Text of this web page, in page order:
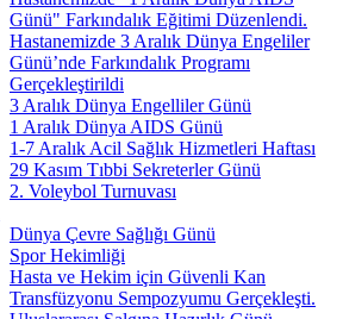
Günü" Farkındalık Eğitimi Düzenlendi.
Hastanemizde 3 Aralık Dünya Engeliler
Günü’nde Farkındalık Programı
Gerçekleştirildi
3 Aralık Dünya Engelliler Günü
1 Aralık Dünya AIDS Günü
1-7 Aralık Acil Sağlık Hizmetleri Haftası
29 Kasım Tıbbi Sekreterler Günü
2. Voleybol Turnuvası
Dünya Çevre Sağlığı Günü
Spor Hekimliği
Hasta ve Hekim için Güvenli Kan
Transfüzyonu Sempozyumu Gerçekleşti.